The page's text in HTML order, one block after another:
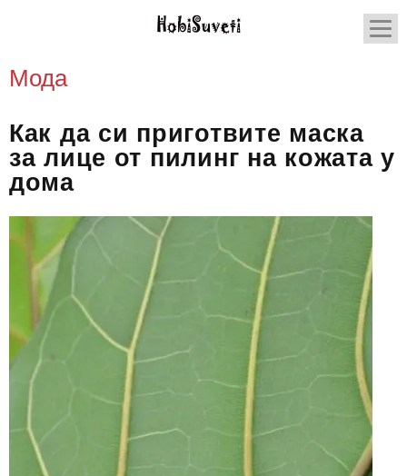
Мода
Как да си приготвите маска
за лице от пилинг на кожата у
дома